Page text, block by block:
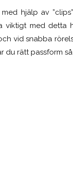
hjälp av
viktigt med detta
vid snabba
du rätt passform